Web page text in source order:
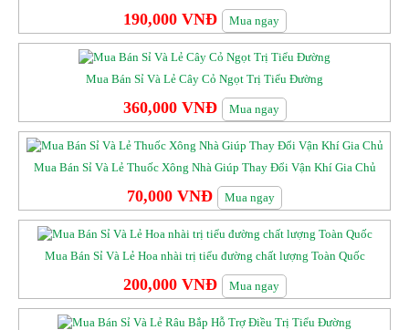
190,000 VNĐ Mua ngay
Mua Bán Sỉ Và Lẻ Cây Cỏ Ngọt Trị Tiểu Đường
360,000 VNĐ Mua ngay
Mua Bán Sỉ Và Lẻ Thuốc Xông Nhà Giúp Thay Đổi Vận Khí Gia Chủ
70,000 VNĐ Mua ngay
Mua Bán Sỉ Và Lẻ Hoa nhài trị tiểu đường chất lượng Toàn Quốc
200,000 VNĐ Mua ngay